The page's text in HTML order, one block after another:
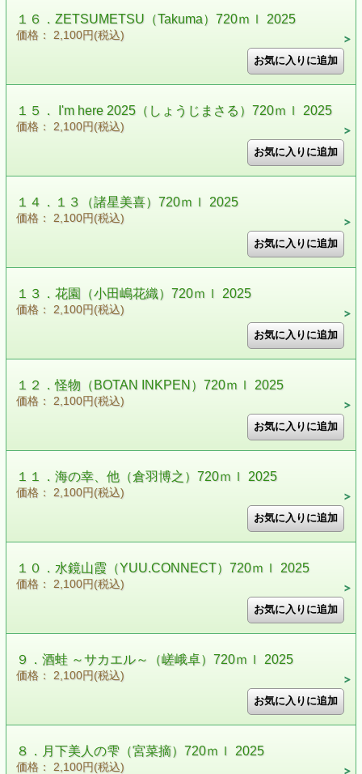
１６．ZETSUMETSU（Takuma）720ｍｌ 2025
価格： 2,100円(税込)
１５． I'm here 2025（しょうじまさる）720ｍｌ 2025
価格： 2,100円(税込)
１４．１３（諸星美喜）720ｍｌ 2025
価格： 2,100円(税込)
１３．花園（小田嶋花織）720ｍｌ 2025
価格： 2,100円(税込)
１２．怪物（BOTAN INKPEN）720ｍｌ 2025
価格： 2,100円(税込)
１１．海の幸、他（倉羽博之）720ｍｌ 2025
価格： 2,100円(税込)
１０．水鏡山霞（YUU.CONNECT）720ｍｌ 2025
価格： 2,100円(税込)
９．酒蛙 ～サカエル～（嵯峨卓）720ｍｌ 2025
価格： 2,100円(税込)
８．月下美人の雫（宮菜摘）720ｍｌ 2025
価格： 2,100円(税込)